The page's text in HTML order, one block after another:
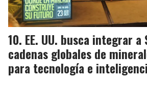
EE. UU. busca integrar a
cadenas globales de
para tecnología e